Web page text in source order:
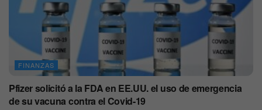
FINANZAS
Pfizer solicitó a la FDA en EE.UU. el uso de emergencia
de su vacuna contra el Covid-19